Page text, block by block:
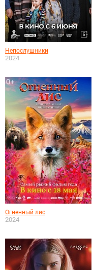
Непослушники
2024
Огненный лис
2024